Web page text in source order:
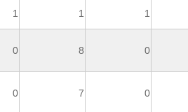
1 1 1
0 8 0
0 7 0